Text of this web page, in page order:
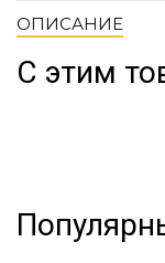
ОПИСАНИЕ
С этим